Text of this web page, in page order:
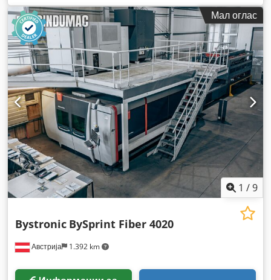
Мал оглас
1 /9
Австрија 1.392 km
Bystronic BySprint Fiber 4020